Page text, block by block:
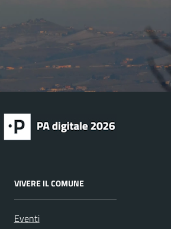
VIVERE IL COMUNE
Eventi